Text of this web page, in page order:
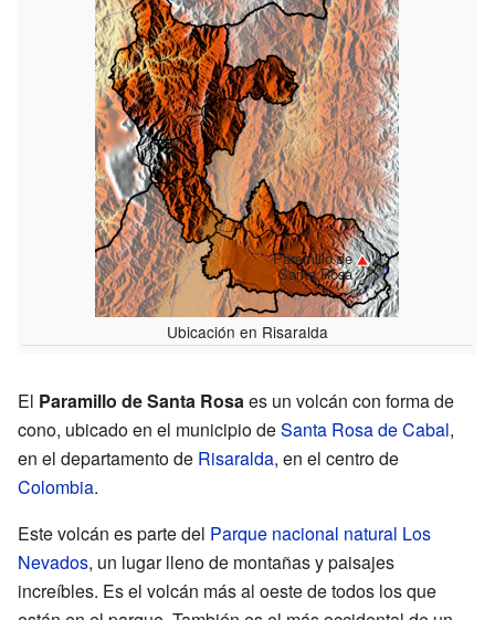
Paramillo de
Santa Rosa
Ubicación en Risaralda
El Paramillo de Santa Rosaes un volcán con forma de
cono, ubicado en el municipio deSanta Rosa de Cabal,
en el departamento de Risaralda, en el centro de
Colombia.
Este volcán es parte del Parque nacional natural Los
Nevados, un lugar lleno de montañas y paisajes
increíbles. Es el volcán más al oeste de todos los que